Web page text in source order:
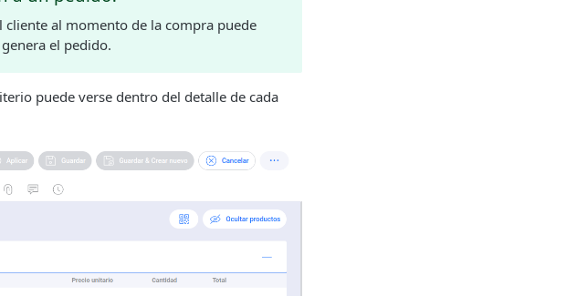
cliente al momento de la compra puede
el pedido.
puede verse dentro del detalle de cada